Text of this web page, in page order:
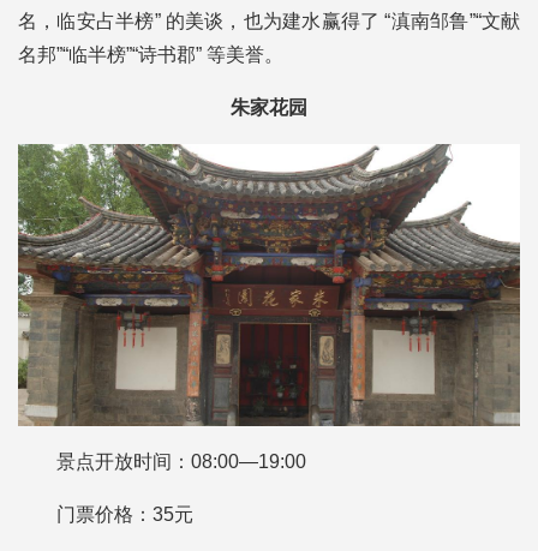
名，临安占半榜” 的美谈，也为建水赢得了 “滇南邹鲁”“文献
名邦”“临半榜”“诗书郡” 等美誉。
朱家花园
景点开放时间：08:00—19:00
门票价格：35元